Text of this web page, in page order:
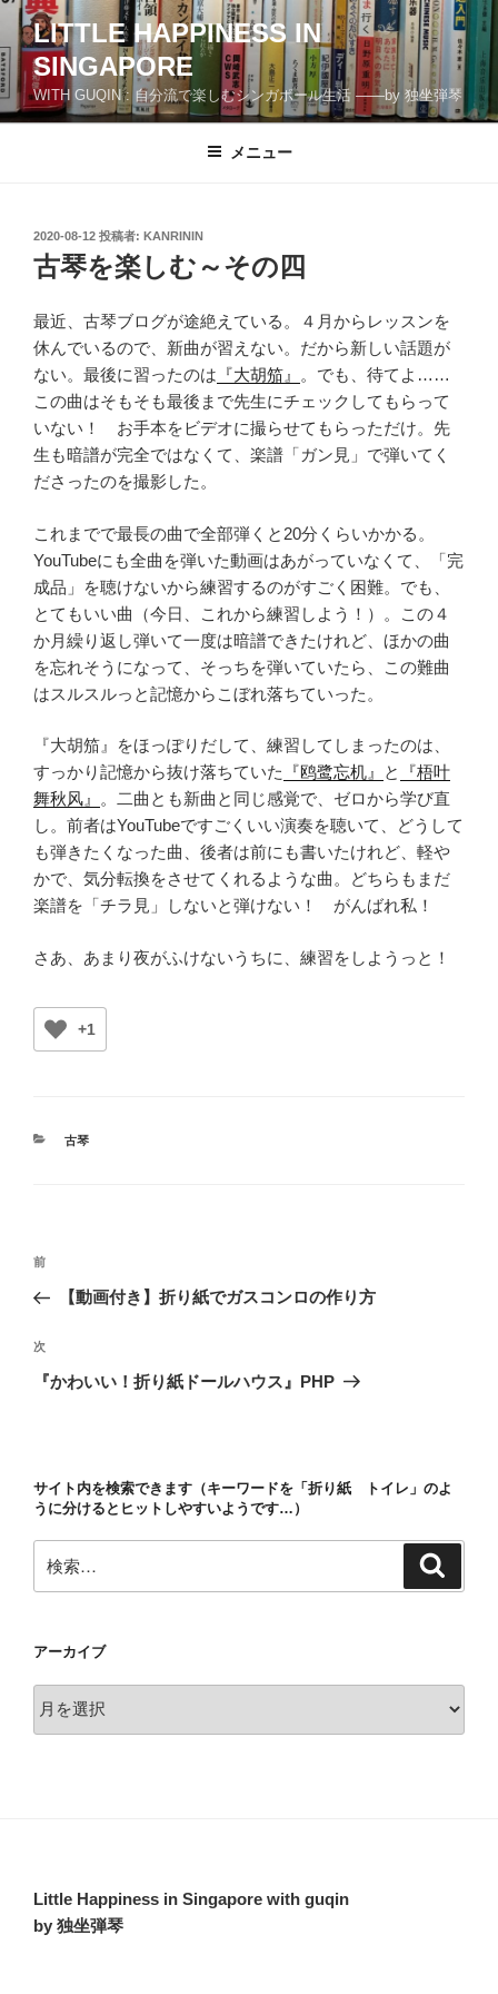
テ
ン
ツ
LITTLE HAPPINESS IN
SINGAPORE
WITH GUQIN : 自分流で楽しむシンガポール生活 ――by 独坐弾琴
メニュー
投
日:
2020-08-12 投稿者: KANRININ
古琴を楽しむ～その四
最近、古琴ブログが途絶えている。４月からレッスンを
休んでいるので、新曲が習えない。だから新しい話題が
ない。最後に習ったのは 『大胡笳』
。でも、待てよ……
この曲はそもそも最後まで先生にチェックしてもらって
いない！ お手本をビデオに撮らせてもらっただけ。先
生も暗譜が完全ではなくて、楽譜「ガン見」で弾いてく
ださったのを撮影した。
これまでで最長の曲で全部弾くと20分くらいかかる。
YouTubeにも全曲を弾いた動画はあがっていなくて、「完
成品」を聴けないから練習するのがすごく困難。でも、
とてもいい曲（今日、これから練習しよう！）。この４
か月繰り返し弾いて一度は暗譜できたけれど、ほかの曲
を忘れそうになって、そっちを弾いていたら、この難曲
はスルスルっと記憶からこぼれ落ちていった。
『大胡笳』をほっぽりだして、練習してしまったのは、
すっかり記憶から抜け落ちていた
『鸥鹭忘机』 と
『梧叶
舞秋风』
。二曲とも新曲と同じ感覚で、ゼロから学び直
し。前者はYouTubeですごくいい演奏を聴いて、どうして
も弾きたくなった曲、後者は前にも書いたけれど、軽や
かで、気分転換をさせてくれるような曲。どちらもまだ
楽譜を「チラ見」しないと弾けない！ がんばれ私！
さあ、あまり夜がふけないうちに、練習をしようっと！
+1
カ
古琴
投
ナ
ビ
ゲ
ン
前
の
稿
前
【動画付き】折り紙でガスコンロの作り方
次
の
次
『かわいい！折り紙ドールハウス』PHP
サイト内を検索できます（キーワードを「折り紙 トイレ」のよ
うに分けるとヒットしやすいようです…）
索:
アーカイブ
ー
Little Happiness in Singapore with guqin
by 独坐弾琴